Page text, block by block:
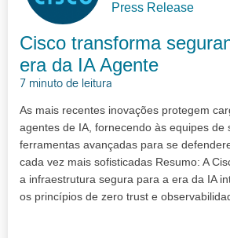
Press Release
Cisco transforma
era da IA Agente
7 minuto de leitura
As mais recentes inovações protegem
agentes de IA, fornecendo às equipes de
ferramentas avançadas para se
cada vez mais sofisticadas Resumo: A
a infraestrutura segura para a era da IA
os princípios de zero trust e